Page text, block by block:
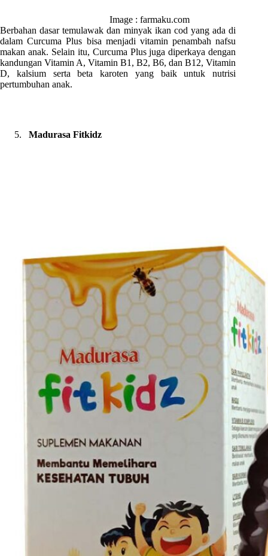
Image : farmaku.com
Berbahan dasar temulawak dan minyak ikan cod yang ada di
dalam Curcuma Plus bisa menjadi vitamin penambah nafsu
makan anak. Selain itu, Curcuma Plus juga diperkaya dengan
kandungan Vitamin A, Vitamin B1, B2, B6, dan B12, Vitamin
D, kalsium serta beta karoten yang baik untuk nutrisi
pertumbuhan anak.
Madurasa Fitkidz